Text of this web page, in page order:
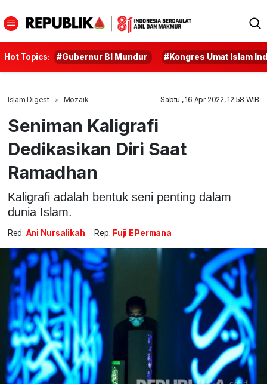
Hot Topics: #Gubernur BI Mundur #Kongres Umat Islam
Islam Digest Mozaik Sabtu , 16 Apr 2022, 12:58 WIB
Seniman Kaligrafi
Dedikasikan Diri Saat
Ramadhan
Kaligrafi adalah bentuk seni penting dalam
dunia Islam.
Red: Ani Nursalikah Rep: Fuji E Permana